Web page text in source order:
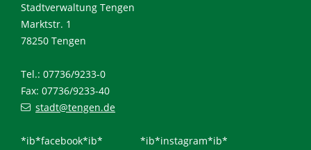
Stadtverwaltung Tengen
Marktstr. 1
78250 Tengen
Tel.: 07736/9233-0
Fax: 07736/9233-40
stadt@tengen.de
*ib*facebook*ib*
*ib*instagram*ib*